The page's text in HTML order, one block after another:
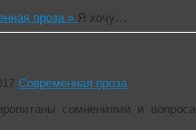
проза » Я хочу…
Современная проза
сомнениями и